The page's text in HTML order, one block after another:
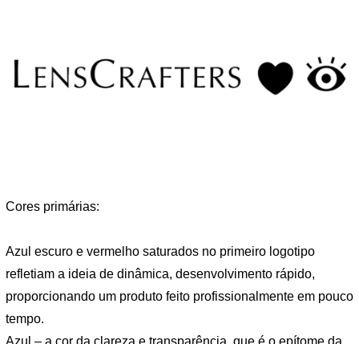
Cores primárias:
Azul escuro e vermelho saturados no primeiro logotipo
refletiam a ideia de dinâmica, desenvolvimento rápido,
proporcionando um produto feito profissionalmente em pouco
tempo.